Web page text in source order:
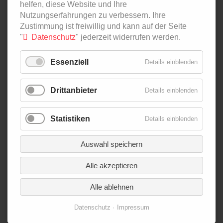
NAVIGATION
ÜBERSPRINGEN
PODCAST
IN ZAHLEN
INNOVATION LAB
SPECIAL EDITIONS
NAVIGATION
ÜBERSPRINGEN
ÜBER UNS
AUTOR*INNEN
NEWSLETTER
KONTAKT
IMPRESSUM
helfen, diese Website und Ihre
Nutzungserfahrungen zu verbessern. Ihre
Zustimmung ist freiwillig und kann auf der Seite
"
Datenschutz" jederzeit widerrufen werden.
Essenziell Details einblenden
Drittanbieter Details einblenden
Statistiken Details einblenden
Auswahl speichern
Alle akzeptieren
Alle ablehnen
Datenschutz Impressum